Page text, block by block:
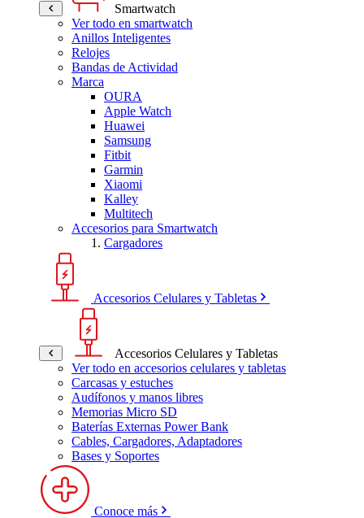
Smartwatch
Ver todo en smartwatch
Anillos Inteligentes
Relojes
Bandas de Actividad
Marca
OURA
Apple Watch
Huawei
Samsung
Fitbit
Garmin
Xiaomi
Kalley
Multitech
Accesorios para Smartwatch
Cargadores
Accesorios Celulares y Tabletas
Accesorios Celulares y Tabletas
Ver todo en accesorios celulares y tabletas
Carcasas y estuches
Audífonos y manos libres
Memorias Micro SD
Baterías Externas Power Bank
Cables, Cargadores, Adaptadores
Bases y Soportes
Conoce más